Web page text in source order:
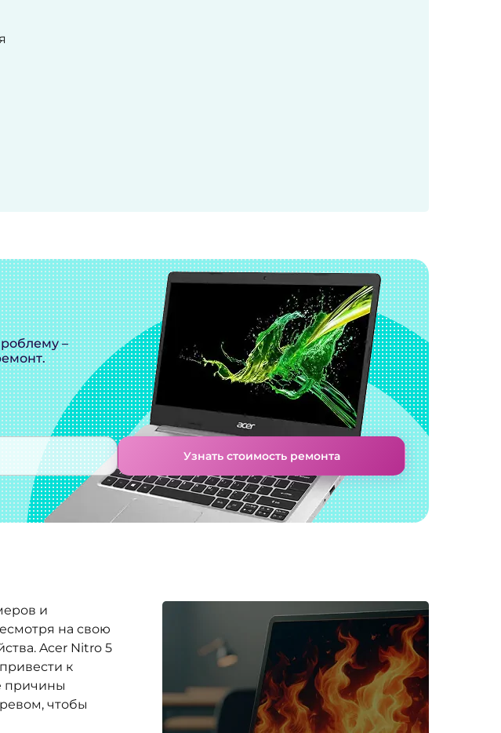
–
Узнать стоимость ремонта
и
на свою
Acer Nitro 5
к
причины
чтобы